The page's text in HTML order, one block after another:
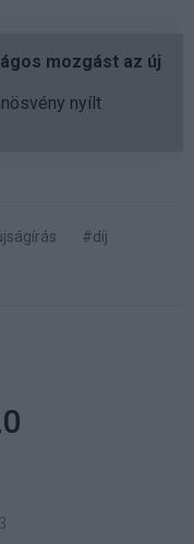
mozgást az új
nyílt
#díj